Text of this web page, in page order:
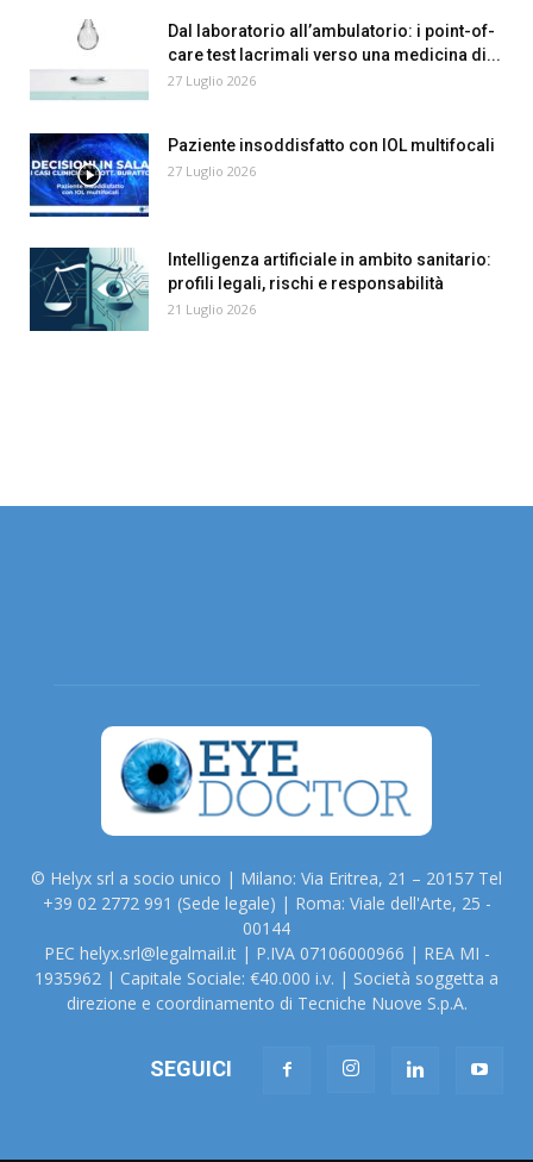
Dal laboratorio all’ambulatorio: i point-of-
care test lacrimali verso una medicina di...
27 Luglio 2026
Paziente insoddisfatto con IOL multifocali
27 Luglio 2026
Intelligenza artificiale in ambito sanitario:
profili legali, rischi e responsabilità
21 Luglio 2026
© Helyx srl a socio unico | Milano: Via Eritrea, 21 – 20157 Tel
+39 02 2772 991 (Sede legale) | Roma: Viale dell'Arte, 25 -
00144
PEC helyx.srl@legalmail.it | P.IVA 07106000966 | REA MI -
1935962 | Capitale Sociale: €40.000 i.v. | Società soggetta a
direzione e coordinamento di Tecniche Nuove S.p.A.
SEGUICI